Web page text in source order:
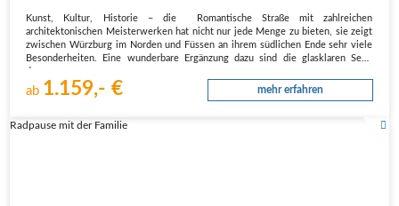
Kunst, Kultur, Historie – die Romantische Straße mit zahlreichen
architektonischen Meisterwerken hat nicht nur jede Menge zu bieten, sie zeigt
zwischen Würzburg im Norden und Füssen an ihrem südlichen Ende sehr viele
Besonderheiten. Eine wunderbare Ergänzung dazu sind die glasklaren Seen
ab 1.159,- € mehr erfahren
Radpause mit der Familie